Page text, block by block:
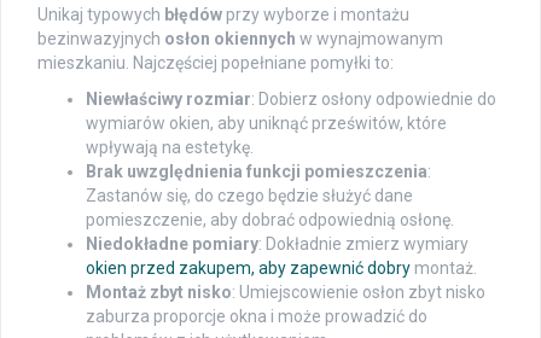
Unikaj typowych błędów przy wyborze i montażu
bezinwazyjnych osłon okiennych w wynajmowanym
mieszkaniu. Najczęściej popełniane pomyłki to:
Niewłaściwy rozmiar: Dobierz osłony odpowiednie do
wymiarów okien, aby uniknąć prześwitów, które
wpływają na estetykę.
Brak uwzględnienia funkcji pomieszczenia:
Zastanów się, do czego będzie służyć dane
pomieszczenie, aby dobrać odpowiednią osłonę.
Niedokładne pomiary: Dokładnie zmierz wymiary
okien przed zakupem, aby zapewnić dobry montaż.
Montaż zbyt nisko: Umiejscowienie osłon zbyt nisko
zaburza proporcje okna i może prowadzić do